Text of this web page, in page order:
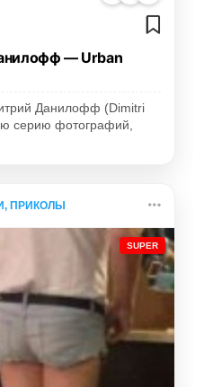
— Urban
Данилофф (Dimitri
серию фотографий,
ПРИКОЛЫ
SUPER